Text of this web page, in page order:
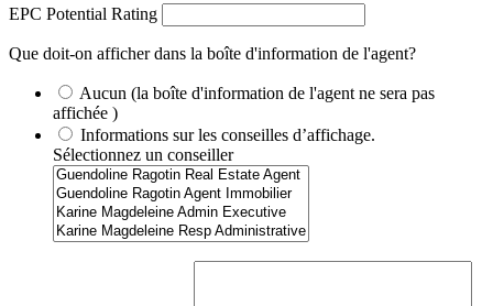
EPC Potential Rating
Que doit-on afficher dans la boîte d'information de l'agent?
Aucun (la boîte d'information de l'agent ne sera pas
affichée )
Informations sur les conseilles d’affichage.
Sélectionnez un conseiller